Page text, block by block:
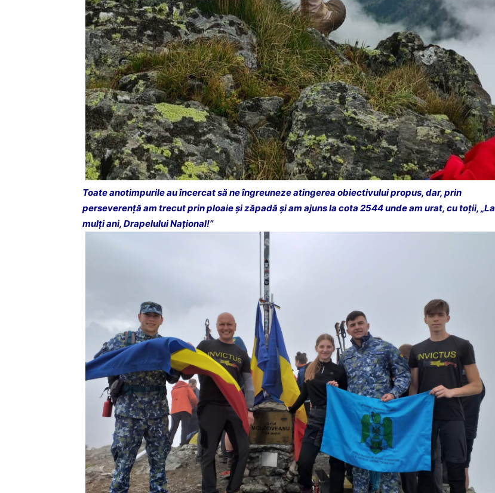
Toate anotimpurile au încercat să ne îngreuneze atingerea obiectivului propus, dar, prin
perseverență am trecut prin ploaie și zăpadă și am ajuns la cota 2544 unde am urat, cu toții, „La
mulți ani, Drapelului Național!”